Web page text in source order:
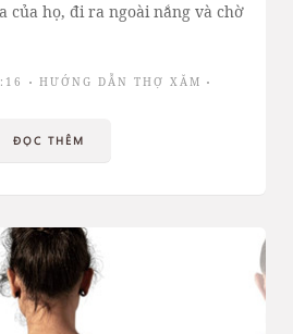
của họ, đi ra ngoài nắng và chờ
HƯỚNG DẪN THỢ XĂM
ĐỌC THÊM